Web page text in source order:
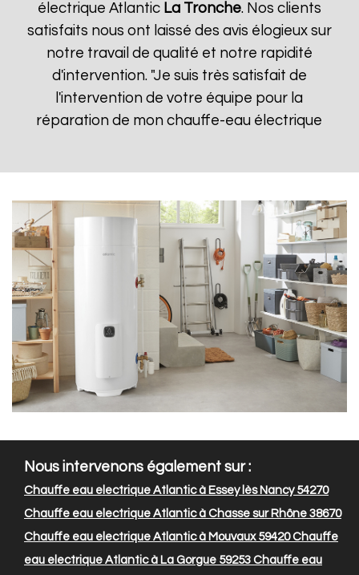
électrique Atlantic La Tronche. Nos clients
satisfaits nous ont laissé des avis élogieux sur
notre travail de qualité et notre rapidité
d'intervention. "Je suis très satisfait de
l'intervention de votre équipe pour la
réparation de mon chauffe-eau électrique
Nous intervenons également sur :
Chauffe eau electrique Atlantic à Essey lès Nancy 54270
Chauffe eau electrique Atlantic à Chasse sur Rhône 38670
Chauffe eau electrique Atlantic à Mouvaux 59420Chauffe
eau electrique Atlantic à La Gorgue 59253 Chauffe eau